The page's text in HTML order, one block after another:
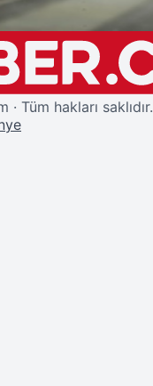
· Tüm hakları saklıdır.